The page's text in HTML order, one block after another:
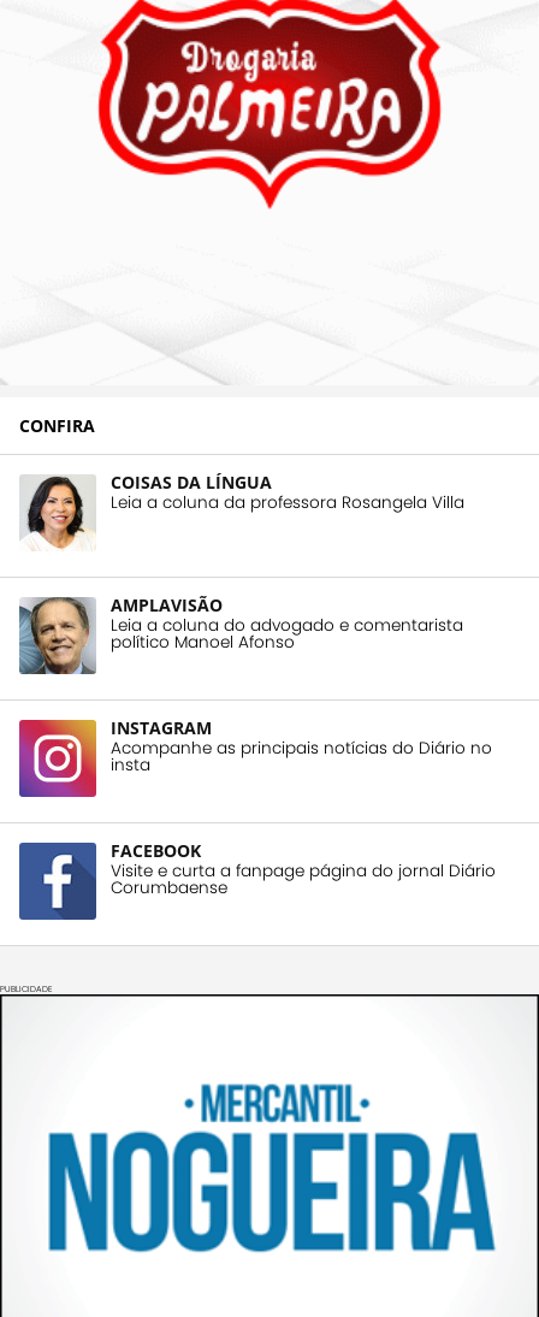
CONFIRA
COISAS DA LÍNGUA
Leia a coluna da professora Rosangela Villa
AMPLAVISÃO
Leia a coluna do advogado e comentarista
político Manoel Afonso
INSTAGRAM
Acompanhe as principais notícias do Diário no
insta
FACEBOOK
Visite e curta a fanpage página do jornal Diário
Corumbaense
PUBLICIDADE